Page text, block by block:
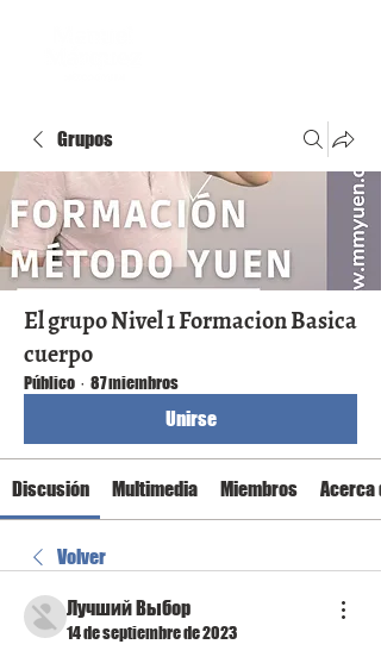
Grupos
El grupo Nivel 1 Formacion Basica
cuerpo
Público · 87 miembros
Unirse
Discusión Multimedia Miembros Acerca
Volver
Лучший Выбор
14 de septiembre de 2023